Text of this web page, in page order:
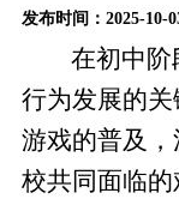
发布时间：2025-10-
在初中阶
行为发展的
游戏的普及
校共同面临